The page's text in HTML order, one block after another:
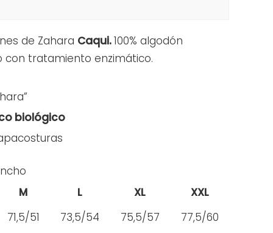
de Zahara Caqui.100% algodón
con tratamiento enzimático.
biológico
M
L XL
XXL
71,5/51
73,5/54 75,5/57 77,5/60